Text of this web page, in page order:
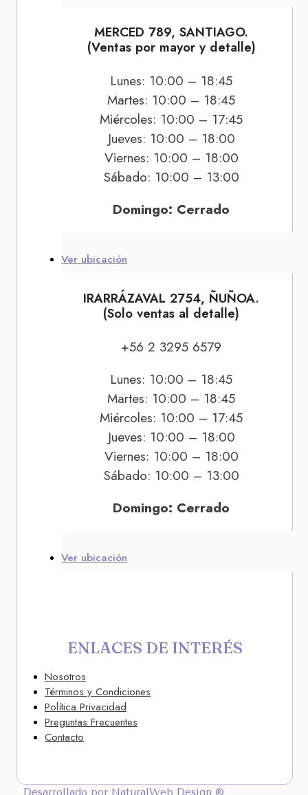
MERCED 789, SANTIAGO.
(Ventas por mayor y detalle)
Lunes: 10:00 – 18:45
Martes: 10:00 – 18:45
Miércoles: 10:00 – 17:45
Jueves: 10:00 – 18:00
Viernes: 10:00 – 18:00
Sábado: 10:00 – 13:00
Domingo: Cerrado
Ver ubicación
IRARRÁZAVAL 2754, ÑUÑOA.
(Solo ventas al detalle)
+56 2 3295 6579
Lunes: 10:00 – 18:45
Martes: 10:00 – 18:45
Miércoles: 10:00 – 17:45
Jueves: 10:00 – 18:00
Viernes: 10:00 – 18:00
Sábado: 10:00 – 13:00
Domingo: Cerrado
Ver ubicación
ENLACES DE INTERÉS
Nosotros
Términos y Condiciones
Política Privacidad
Preguntas Frecuentes
Contacto
Desarrollado por NaturalWeb Design ®